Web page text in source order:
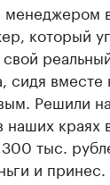
менеджером
который
сидя
Решили
краях
тыс.
и принес.